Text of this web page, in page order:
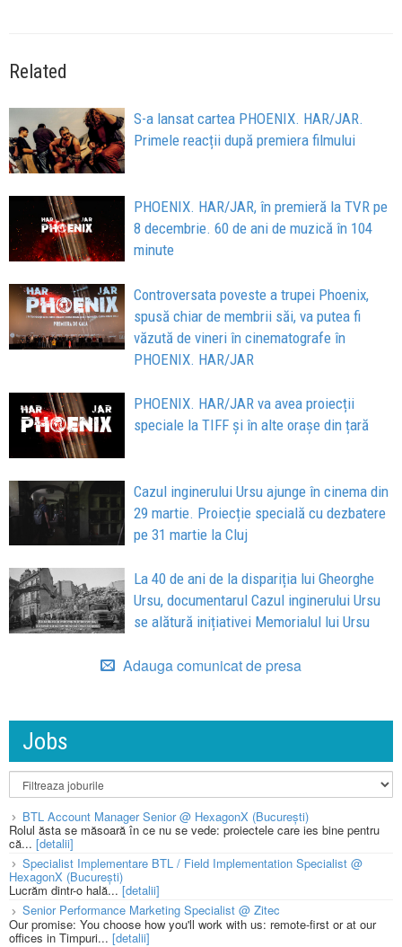
Related
S-a lansat cartea PHOENIX. HAR/JAR.
Primele reacții după premiera filmului
PHOENIX. HAR/JAR, în premieră la TVR pe
8 decembrie. 60 de ani de muzică în 104
minute
Controversata poveste a trupei Phoenix,
spusă chiar de membrii săi, va putea fi
văzută de vineri în cinematografe în
PHOENIX. HAR/JAR
PHOENIX. HAR/JAR va avea proiecții
speciale la TIFF și în alte orașe din țară
Cazul inginerului Ursu ajunge în cinema din
29 martie. Proiecție specială cu dezbatere
pe 31 martie la Cluj
La 40 de ani de la dispariția lui Gheorghe
Ursu, documentarul Cazul inginerului Ursu
se alătură inițiativei Memorialul lui Ursu
Adauga comunicat de presa
Jobs
BTL Account Manager Senior @ HexagonX (București)
Rolul ăsta se măsoară în ce nu se vede: proiectele care ies bine pentru
că... [detalii]
Specialist Implementare BTL / Field Implementation Specialist @
HexagonX (București)
Lucrăm dintr-o hală... [detalii]
Senior Performance Marketing Specialist @ Zitec
Our promise: You choose how you'll work with us: remote-first or at our
offices in Timpuri... [detalii]